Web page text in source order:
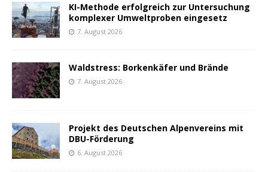
KI-Methode erfolgreich zur Untersuchung
komplexer Umweltproben eingesetz
7. August 2026
Waldstress: Borkenkäfer und Brände
7. August 2026
Projekt des Deutschen Alpenvereins mit
DBU-Förderung
6. August 2026